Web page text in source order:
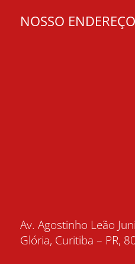
NOSSO
Av. Agostinho Leão
Glória, Curitiba – PR,